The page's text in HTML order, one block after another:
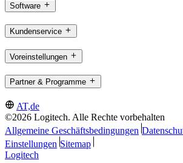
Software
Kundenservice
Voreinstellungen
Partner & Programme
AT,de
©2026 Logitech. Alle Rechte vorbehalten
Allgemeine Geschäftsbedingungen
Einstellungen Sitemap
Logitech